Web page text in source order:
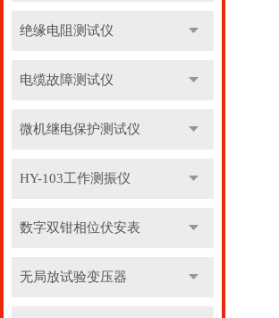
绝缘电阻测试仪
电缆故障测试仪
微机继电保护测试仪
HY-103工作测振仪
数字双钳相位伏安表
无局放试验变压器